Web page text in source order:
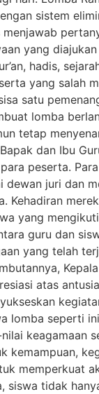
sistem
yang
hadis,
yang salah
satu
lomba
tetap
dan Ibu
peserta.
dewan juri dan
Kehadiran
yang
guru dan
yang telah
atas
lomba seperti
keagamaan
kemampuan,
memperkuat
siswa tidak